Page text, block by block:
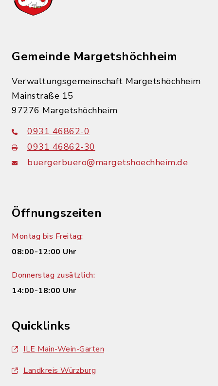
Gemeinde Margetshöchheim
Verwaltungsgemeinschaft Margetshöchheim
Mainstraße 15
97276 Margetshöchheim
0931 46862-0
0931 46862-30
buergerbuero@margetshoechheim.de
Öffnungszeiten
Montag bis Freitag:
08:00-12:00 Uhr
Donnerstag zusätzlich:
14:00-18:00 Uhr
Quicklinks
ILE Main-Wein-Garten
Landkreis Würzburg